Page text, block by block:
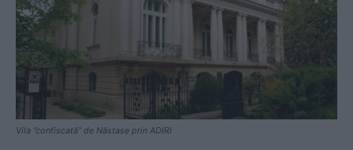
Vila ”confiscată” de Năstase prin ADIRI